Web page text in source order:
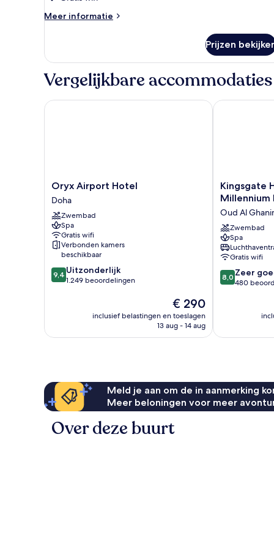
Meer informatie
Meer
Room
Non-
Prijzen
Vergelijkbare accommodaties
Oryx
Airport
Hotel
Doha
Oryx Airport Hotel
Doha
Zwembad
Spa
Gratis wifi
Verbonden kamers
beschikbaar
9.4
van
9,4 Uitzonderlijk
1.249 beoordelingen
De
prijs
is
€ 290
inclusief belastingen en toeslagen
13 aug - 14 aug
Oryx Airport Hotel
Kingsgate
Hotel
by
Millennium
Hotels
Oud
Al
Ghanim
Kingsgate
Millennium
Oud Al
Zwembad
Spa
Gratis wifi
8.0
van
8,0 Zeer
480
Kingsgate
Meld je aan om de in aanmerking
Meer beloningen voor meer
Over deze buurt